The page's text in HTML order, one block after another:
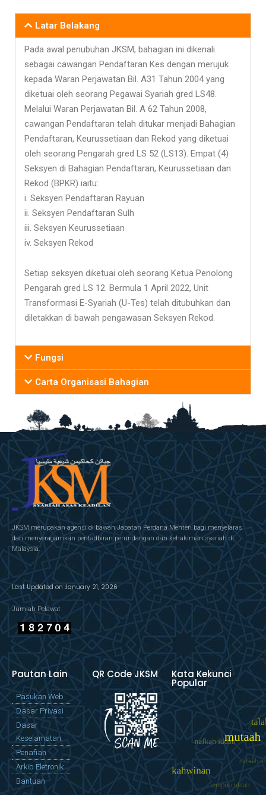
Latar Belakang
Pada awal penubuhan JKSM, bahagian ini dikenali
sebagai cawangan Pendaftaran Kes dengan merujuk
kepada Waran Perjawatan Bil. A31 Tahun 2004 yang
diketuai oleh seorang Pegawai Syariah gred LS48.
Melalui Waran Perjawatan Bil. A 62 Tahun 2008,
cawangan Pendaftaran telah ditukar menjadi Bahagian
Pendaftaran, Keurussetiaan dan Rekod yang diketuai
oleh seorang Pengarah gred LS 52 (LS13). Empat (4)
Seksyen di Bahagian Pendaftaran, Keurussetiaan dan
Rekod (BPKR) iaitu:
i. Seksyen Pendaftaran Rayuan
ii. Seksyen Pendaftaran Sulh
iii. Seksyen Keurussetiaan
iv. Seksyen Rekod
Setiap seksyen diketuai oleh seorang Ketua Penolong
Pengarah gred LS 12. Bermula 1 April 2022, Unit
Transformasi E-Syariah (U-Tes) telah ditubuhkan dan
diletakkan di bawah pengawasan Seksyen Rekod.
Fungsi
Carta Organisasi Bahagian
JKSM merupakan agensi di bawah Jabatan Perdana Menteri bagi menyelaras
dan menyeragamkan pentadbiran perundangan dan kehakiman syariah di
Malaysia.
Last Updated on January 21, 2026
Jumlah Pelawat
Pautan Lain
Pasukan Web
Dasar Privasi
Dasar
Keselamatan
Penafian
Arkib Eletronik
Bantuan
QR Code JKSM Kata Kekunci
Popular